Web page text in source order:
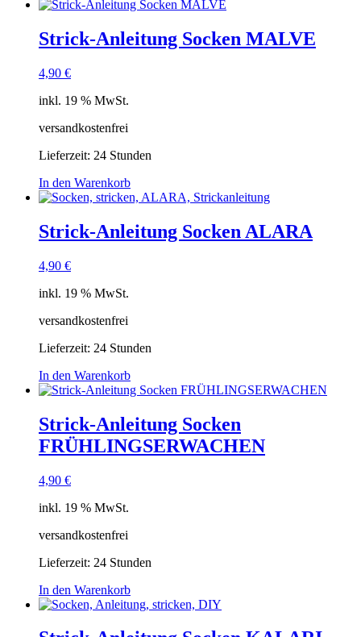
Strick-Anleitung Socken MALVE
4,90 €
inkl. 19 % MwSt.
versandkostenfrei
Lieferzeit: 24 Stunden
In den Warenkorb
Strick-Anleitung Socken ALARA
4,90 €
inkl. 19 % MwSt.
versandkostenfrei
Lieferzeit: 24 Stunden
In den Warenkorb
Strick-Anleitung Socken
FRÜHLINGSERWACHEN
4,90 €
inkl. 19 % MwSt.
versandkostenfrei
Lieferzeit: 24 Stunden
In den Warenkorb